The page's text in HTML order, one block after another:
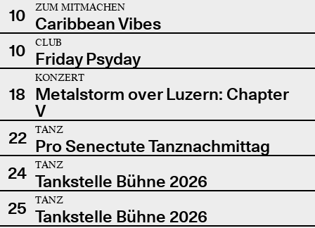
10
ZUM MITMACHEN
Caribbean Vibes
10
CLUB
Friday Psyday
18
KONZERT
Metalstorm over Luzern: Chapter
V
22
TANZ
Pro Senectute Tanznachmittag
24
TANZ
Tankstelle Bühne 2026
25
TANZ
Tankstelle Bühne 2026